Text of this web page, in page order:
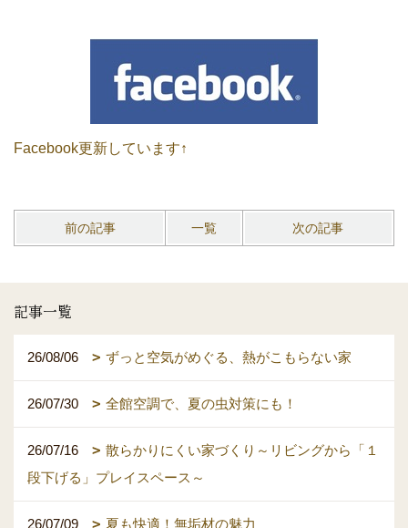
Facebook更新しています↑
前の記事 一覧 次の記事
記事一覧
26/08/06 ずっと空気がめぐる、熱がこもらない家
26/07/30 全館空調で、夏の虫対策にも！
26/07/16
散らかりにくい家づくり～リビングから「１
段下げる」プレイスペース～
26/07/09 夏も快適！無垢材の魅力